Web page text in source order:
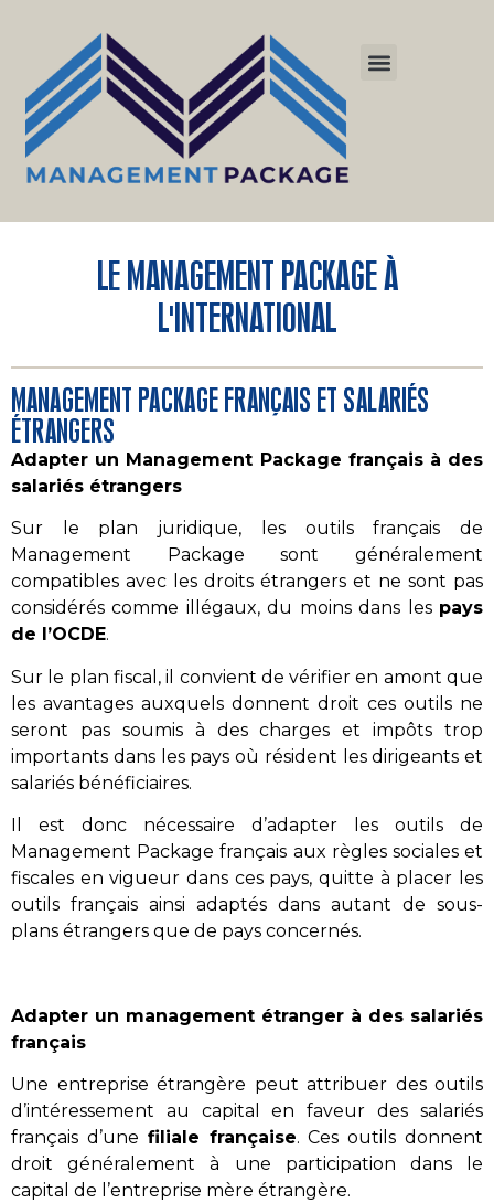
LE MANAGEMENT PACKAGE À
L'INTERNATIONAL
MANAGEMENT PACKAGE FRANÇAIS ET SALARIÉS
ÉTRANGERS
Adapter un Management Package français à des
salariés étrangers
Sur le plan juridique, les outils français de
Management Package sont généralement
compatibles avec les droits étrangers et ne sont pas
considérés comme illégaux, du moins dans les pays
de l’OCDE.
Sur le plan fiscal, il convient de vérifier en amont que
les avantages auxquels donnent droit ces outils ne
seront pas soumis à des charges et impôts trop
importants dans les pays où résident les dirigeants et
salariés bénéficiaires.
Il est donc nécessaire d’adapter les outils de
Management Package français aux règles sociales et
fiscales en vigueur dans ces pays, quitte à placer les
outils français ainsi adaptés dans autant de sous-
plans étrangers que de pays concernés.
Adapter un management étranger à des salariés
français
Une entreprise étrangère peut attribuer des outils
d’intéressement au capital en faveur des salariés
français d’une filiale française. Ces outils donnent
droit généralement à une participation dans le
capital de l’entreprise mère étrangère.